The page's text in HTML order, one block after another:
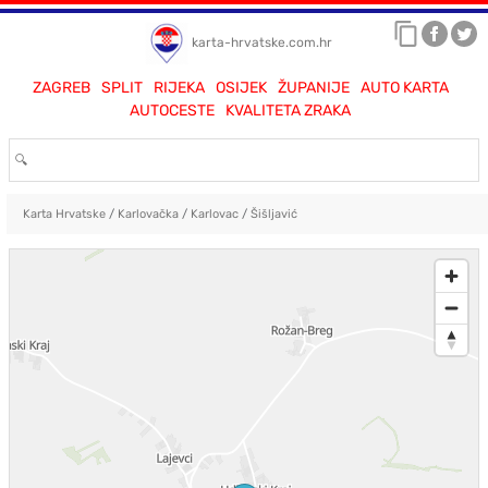
karta-hrvatske.com.hr
ZAGREB SPLIT RIJEKA OSIJEK ŽUPANIJE
AUTO KARTA
AUTOCESTE
KVALITETA ZRAKA
Karta Hrvatske/ Karlovačka/ Karlovac/ Šišljavić